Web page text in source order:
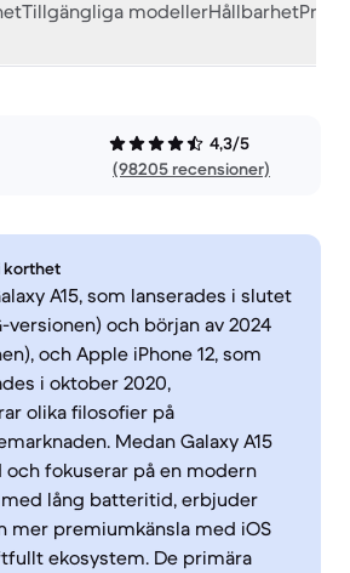
Tillgängliga modellerHållbarhet
4,3/5
(98205 recensioner)
korthet
A15, som lanserades i slutet
versionen) och början av 2024
och Apple iPhone 12, som
i oktober 2020,
olika filosofier på
Medan Galaxy A15
och fokuserar på en modern
lång batteritid, erbjuder
mer premiumkänsla med iOS
ekosystem. De primära